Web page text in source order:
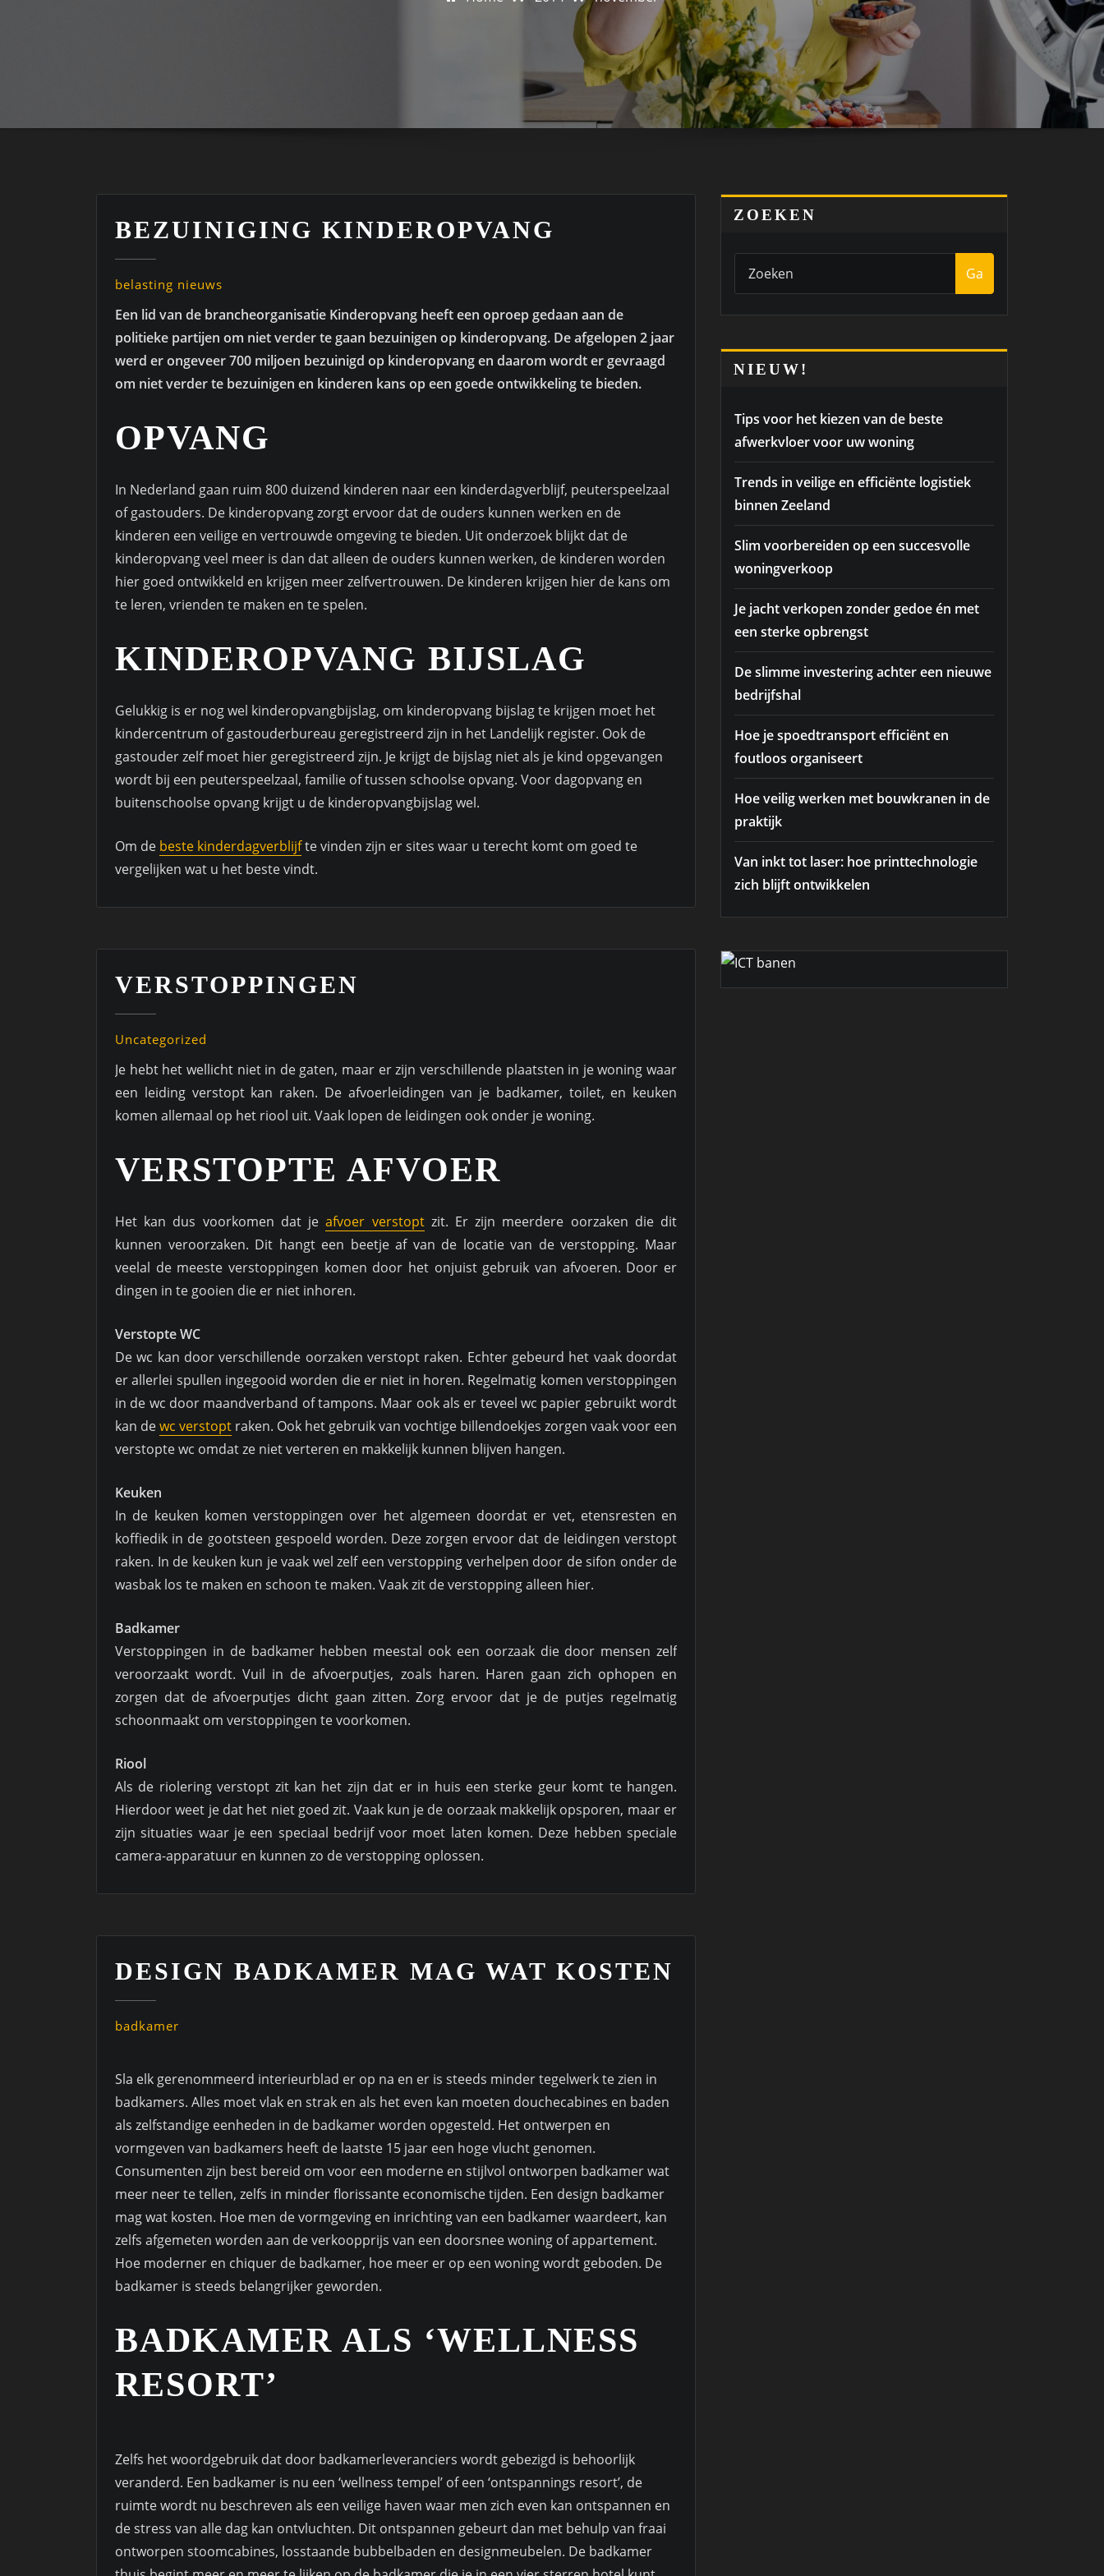
BEZUINIGING KINDEROPVANG
belasting nieuws
Een lid van de brancheorganisatie Kinderopvang heeft een oproep gedaan aan de
politieke partijen om niet verder te gaan bezuinigen op kinderopvang. De afgelopen 2 jaar
werd er ongeveer 700 miljoen bezuinigd op kinderopvang en daarom wordt er gevraagd
om niet verder te bezuinigen en kinderen kans op een goede ontwikkeling te bieden.
OPVANG
In Nederland gaan ruim 800 duizend kinderen naar een kinderdagverblijf, peuterspeelzaal
of gastouders. De kinderopvang zorgt ervoor dat de ouders kunnen werken en de
kinderen een veilige en vertrouwde omgeving te bieden. Uit onderzoek blijkt dat de
kinderopvang veel meer is dan dat alleen de ouders kunnen werken, de kinderen worden
hier goed ontwikkeld en krijgen meer zelfvertrouwen. De kinderen krijgen hier de kans om
te leren, vrienden te maken en te spelen.
KINDEROPVANG BIJSLAG
Gelukkig is er nog wel kinderopvangbijslag, om kinderopvang bijslag te krijgen moet het
kindercentrum of gastouderbureau geregistreerd zijn in het Landelijk register. Ook de
gastouder zelf moet hier geregistreerd zijn. Je krijgt de bijslag niet als je kind opgevangen
wordt bij een peuterspeelzaal, familie of tussen schoolse opvang. Voor dagopvang en
buitenschoolse opvang krijgt u de kinderopvangbijslag wel.
Om de beste kinderdagverblijfte vinden zijn er sites waar u terecht komt om goed te
vergelijken wat u het beste vindt.
VERSTOPPINGEN
Uncategorized
Je hebt het wellicht niet in de gaten, maar er zijn verschillende plaatsten in je woning waar
een leiding verstopt kan raken. De afvoerleidingen van je badkamer, toilet, en keuken
komen allemaal op het riool uit. Vaak lopen de leidingen ook onder je woning.
VERSTOPTE AFVOER
Het kan dus voorkomen dat jeafvoer verstoptzit. Er zijn meerdere oorzaken die dit
kunnen veroorzaken. Dit hangt een beetje af van de locatie van de verstopping. Maar
veelal de meeste verstoppingen komen door het onjuist gebruik van afvoeren. Door er
dingen in te gooien die er niet inhoren.
Verstopte WC
De wc kan door verschillende oorzaken verstopt raken. Echter gebeurd het vaak doordat
er allerlei spullen ingegooid worden die er niet in horen. Regelmatig komen verstoppingen
in de wc door maandverband of tampons. Maar ook als er teveel wc papier gebruikt wordt
kan dewc verstopt raken. Ook het gebruik van vochtige billendoekjes zorgen vaak voor een
verstopte wc omdat ze niet verteren en makkelijk kunnen blijven hangen.
Keuken
In de keuken komen verstoppingen over het algemeen doordat er vet, etensresten en
koffiedik in de gootsteen gespoeld worden. Deze zorgen ervoor dat de leidingen verstopt
raken. In de keuken kun je vaak wel zelf een verstopping verhelpen door de sifon onder de
wasbak los te maken en schoon te maken. Vaak zit de verstopping alleen hier.
Badkamer
Verstoppingen in de badkamer hebben meestal ook een oorzaak die door mensen zelf
veroorzaakt wordt. Vuil in de afvoerputjes, zoals haren. Haren gaan zich ophopen en
zorgen dat de afvoerputjes dicht gaan zitten. Zorg ervoor dat je de putjes regelmatig
schoonmaakt om verstoppingen te voorkomen.
Riool
Als de riolering verstopt zit kan het zijn dat er in huis een sterke geur komt te hangen.
Hierdoor weet je dat het niet goed zit. Vaak kun je de oorzaak makkelijk opsporen, maar er
zijn situaties waar je een speciaal bedrijf voor moet laten komen. Deze hebben speciale
camera-apparatuur en kunnen zo de verstopping oplossen.
DESIGN BADKAMER MAG WAT KOSTEN
badkamer
Sla elk gerenommeerd interieurblad er op na en er is steeds minder tegelwerk te zien in
badkamers. Alles moet vlak en strak en als het even kan moeten douchecabines en baden
als zelfstandige eenheden in de badkamer worden opgesteld. Het ontwerpen en
vormgeven van badkamers heeft de laatste 15 jaar een hoge vlucht genomen.
Consumenten zijn best bereid om voor een moderne en stijlvol ontworpen badkamer wat
meer neer te tellen, zelfs in minder florissante economische tijden. Een design badkamer
mag wat kosten. Hoe men de vormgeving en inrichting van een badkamer waardeert, kan
zelfs afgemeten worden aan de verkoopprijs van een doorsnee woning of appartement.
Hoe moderner en chiquer de badkamer, hoe meer er op een woning wordt geboden. De
badkamer is steeds belangrijker geworden.
BADKAMER ALS ‘WELLNESS
RESORT’
Zelfs het woordgebruik dat door badkamerleveranciers wordt gebezigd is behoorlijk
veranderd. Een badkamer is nu een ‘wellness tempel’ of een ‘ontspannings resort’, de
ruimte wordt nu beschreven als een veilige haven waar men zich even kan ontspannen en
de stress van alle dag kan ontvluchten. Dit ontspannen gebeurt dan met behulp van fraai
ontworpen stoomcabines, losstaande bubbelbaden en designmeubelen. De badkamer
ZOEKEN
Ga
NIEUW!
Tips voor het kiezen van de beste
afwerkvloer voor uw woning
Trends in veilige en efficiënte logistiek
binnen Zeeland
Slim voorbereiden op een succesvolle
woningverkoop
Je jacht verkopen zonder gedoe én met
een sterke opbrengst
De slimme investering achter een nieuwe
bedrijfshal
Hoe je spoedtransport efficiënt en
foutloos organiseert
Hoe veilig werken met bouwkranen in de
praktijk
Van inkt tot laser: hoe printtechnologie
zich blijft ontwikkelen